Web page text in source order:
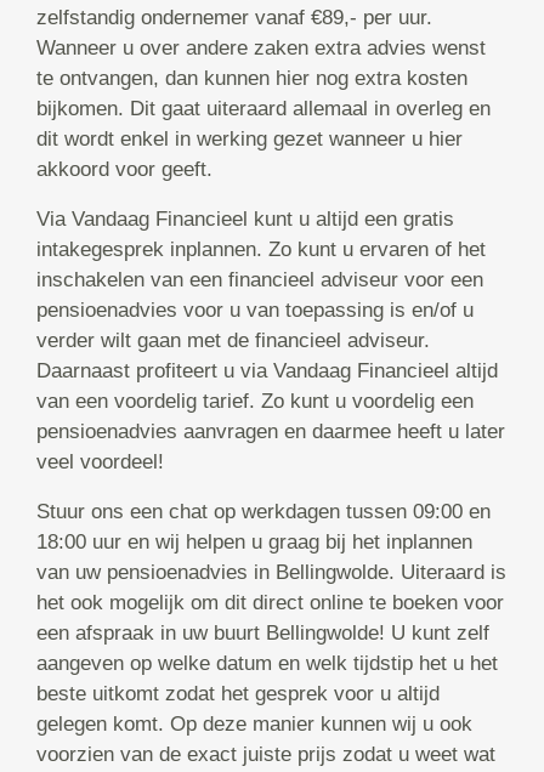
zelfstandig ondernemer vanaf €89,- per uur.
Wanneer u over andere zaken extra advies wenst
te ontvangen, dan kunnen hier nog extra kosten
bijkomen. Dit gaat uiteraard allemaal in overleg en
dit wordt enkel in werking gezet wanneer u hier
akkoord voor geeft.
Via Vandaag Financieel kunt u altijd een gratis
intakegesprek inplannen. Zo kunt u ervaren of het
inschakelen van een financieel adviseur voor een
pensioenadvies voor u van toepassing is en/of u
verder wilt gaan met de financieel adviseur.
Daarnaast profiteert u via Vandaag Financieel altijd
van een voordelig tarief. Zo kunt u voordelig een
pensioenadvies aanvragen en daarmee heeft u later
veel voordeel!
Stuur ons een chat op werkdagen tussen 09:00 en
18:00 uur en wij helpen u graag bij het inplannen
van uw pensioenadvies in Bellingwolde. Uiteraard is
het ook mogelijk om dit direct online te boeken voor
een afspraak in uw buurt Bellingwolde! U kunt zelf
aangeven op welke datum en welk tijdstip het u het
beste uitkomt zodat het gesprek voor u altijd
gelegen komt. Op deze manier kunnen wij u ook
voorzien van de exact juiste prijs zodat u weet wat